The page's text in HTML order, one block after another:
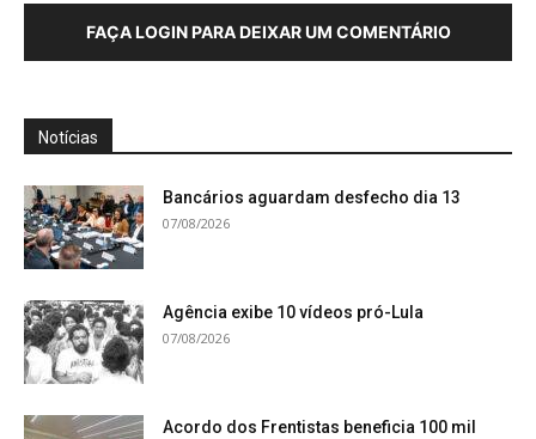
FAÇA LOGIN PARA DEIXAR UM COMENTÁRIO
Notícias
Bancários aguardam desfecho dia 13
07/08/2026
Agência exibe 10 vídeos pró-Lula
07/08/2026
Acordo dos Frentistas beneficia 100 mil